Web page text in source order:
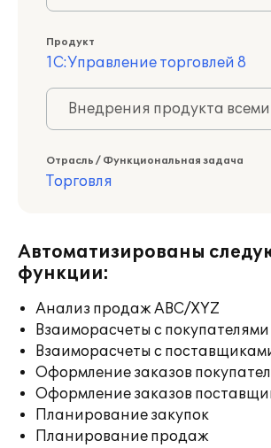
Продукт
1С:Управление торговлей 8
Внедрения продукта
Отрасль / Функциональная задача
Торговля
Автоматизированы
функции:
Анализ продаж ABC/XYZ
Взаиморасчеты с покупателями
Взаиморасчеты с
Оформление заказов
Оформление заказов
Планирование закупок
Планирование продаж